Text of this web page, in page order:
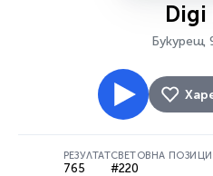
Digi
Букурещ
РЕЗУЛТАТ
765
СВЕТОВНА
#220